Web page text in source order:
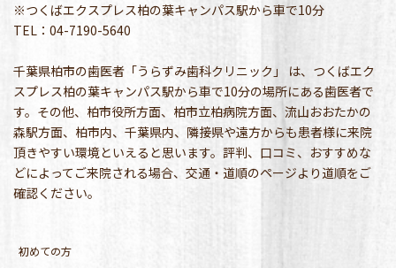
※つくばエクスプレス柏の葉キャンパス駅から車で10分
TEL：04-7190-5640
千葉県柏市の歯医者「うらずみ歯科クリニック」 は、つくばエク
スプレス柏の葉キャンパス駅から車で10分の場所にある歯医者で
す。その他、柏市役所方面、柏市立柏病院方面、流山おおたかの
森駅方面、柏市内、千葉県内、隣接県や遠方からも患者様に来院
頂きやすい環境といえると思います。評判、口コミ、おすすめな
どによってご来院される場合、交通・道順のページより道順をご
確認ください。
初めての方